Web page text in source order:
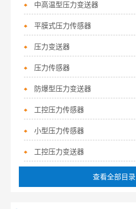
中高温型压力变送器
平膜式压力传感器
压力变送器
压力传感器
防爆型压力变送器
工控压力传感器
小型压力传感器
工控压力变送器
查看全部目录